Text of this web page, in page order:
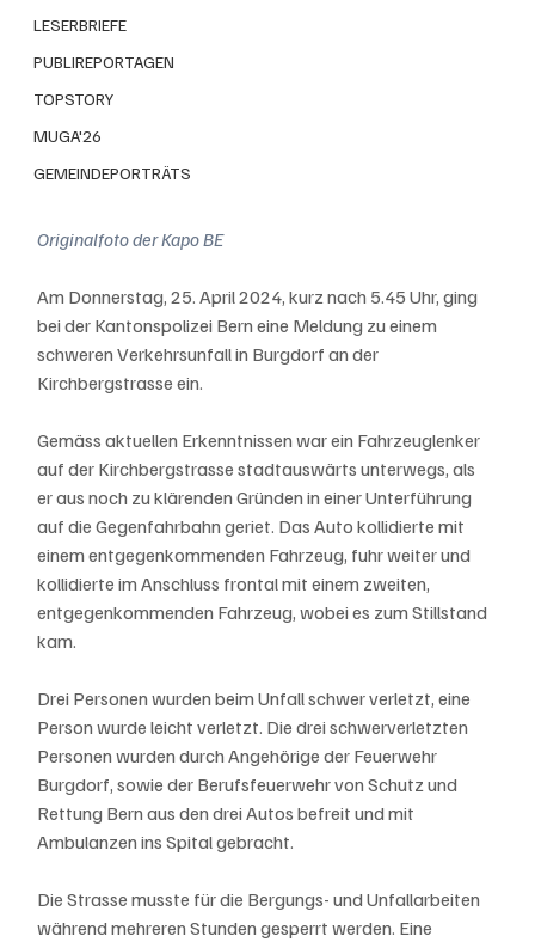
LESERBRIEFE
PUBLIREPORTAGEN
TOPSTORY
MUGA'26
GEMEINDEPORTRÄTS
Originalfoto der Kapo BE
Am Donnerstag, 25. April 2024, kurz nach 5.45 Uhr, ging
bei der Kantonspolizei Bern eine Meldung zu einem
schweren Verkehrsunfall in Burgdorf an der
Kirchbergstrasse ein.
Gemäss aktuellen Erkenntnissen war ein Fahrzeuglenker
auf der Kirchbergstrasse stadtauswärts unterwegs, als
er aus noch zu klärenden Gründen in einer Unterführung
auf die Gegenfahrbahn geriet. Das Auto kollidierte mit
einem entgegenkommenden Fahrzeug, fuhr weiter und
kollidierte im Anschluss frontal mit einem zweiten,
entgegenkommenden Fahrzeug, wobei es zum Stillstand
kam.
Drei Personen wurden beim Unfall schwer verletzt, eine
Person wurde leicht verletzt. Die drei schwerverletzten
Personen wurden durch Angehörige der Feuerwehr
Burgdorf, sowie der Berufsfeuerwehr von Schutz und
Rettung Bern aus den drei Autos befreit und mit
Ambulanzen ins Spital gebracht.
Die Strasse musste für die Bergungs- und Unfallarbeiten
während mehreren Stunden gesperrt werden. Eine